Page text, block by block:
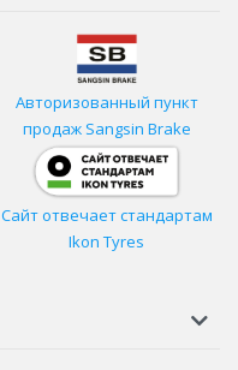
Авторизованный пункт
продаж Sangsin Brake
Сайт отвечает стандартам
Ikon Tyres